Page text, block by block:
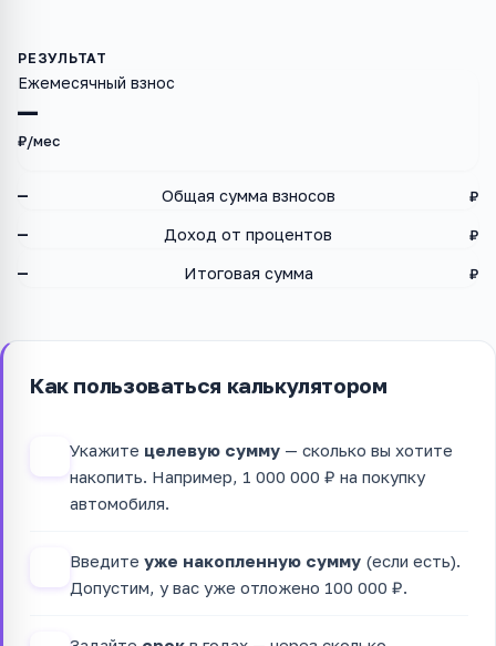
—
Ежемесячный взнос
₽/мес
— Общая сумма взносов ₽
— Доход от процентов ₽
— Итоговая сумма ₽
Как пользоваться калькулятором
Укажите целевую сумму — сколько вы хотите
накопить. Например, 1 000 000 ₽ на покупку
автомобиля.
Введите уже накопленную сумму (если есть).
Допустим, у вас уже отложено 100 000 ₽.